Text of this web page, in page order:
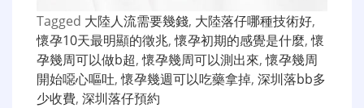
Tagged 大陸人流需要幾錢, 大陸落仔哪種技術好,
懷孕10天最明顯的徵兆,懷孕初期的感覺是什麼,懷
孕幾周可以做b超,懷孕幾周可以測出來,懷孕幾周
開始噁心嘔吐,懷孕幾週可以吃藥拿掉, 深圳落bb多
少收費, 深圳落仔預約